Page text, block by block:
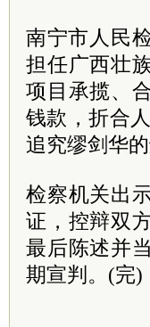
南宁市人民
担任广西壮
项目承揽、
钱款，折合
追究缪剑华的
检察机关出
证，控辩双
最后陈述并
期宣判。(完)